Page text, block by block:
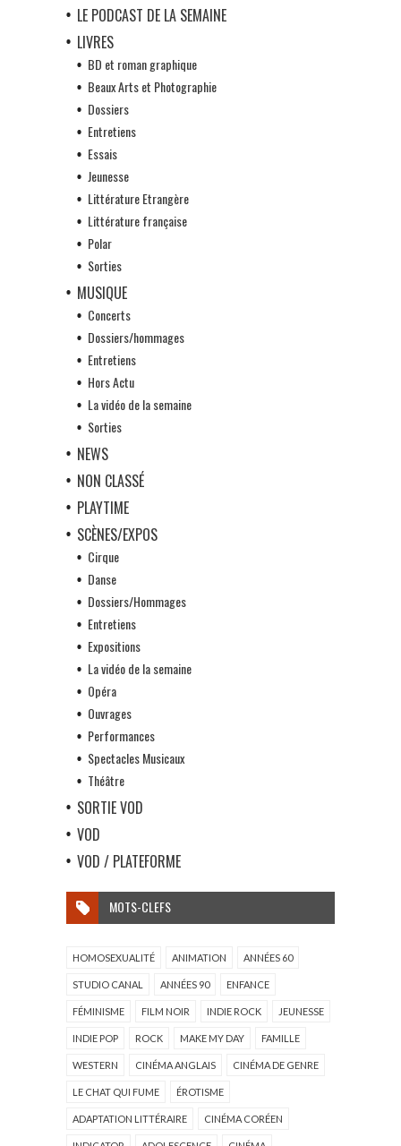
LE PODCAST DE LA SEMAINE
LIVRES
BD et roman graphique
Beaux Arts et Photographie
Dossiers
Entretiens
Essais
Jeunesse
Littérature Etrangère
Littérature française
Polar
Sorties
MUSIQUE
Concerts
Dossiers/hommages
Entretiens
Hors Actu
La vidéo de la semaine
Sorties
NEWS
NON CLASSÉ
PLAYTIME
SCÈNES/EXPOS
Cirque
Danse
Dossiers/Hommages
Entretiens
Expositions
La vidéo de la semaine
Opéra
Ouvrages
Performances
Spectacles Musicaux
Théâtre
SORTIE VOD
VOD
VOD / PLATEFORME
MOTS-CLEFS
HOMOSEXUALITÉ ANIMATION ANNÉES 60
STUDIO CANAL ANNÉES 90 ENFANCE
FÉMINISME FILM NOIR INDIE ROCK JEUNESSE
INDIE POP ROCK MAKE MY DAY FAMILLE
WESTERN CINÉMA ANGLAIS CINÉMA DE GENRE
LE CHAT QUI FUME ÉROTISME
ADAPTATION LITTÉRAIRE CINÉMA CORÉEN